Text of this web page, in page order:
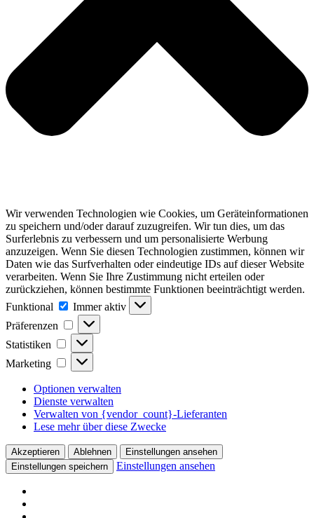
Wir verwenden Technologien wie Cookies, um Geräteinformationen
zu speichern und/oder darauf zuzugreifen. Wir tun dies, um das
Surferlebnis zu verbessern und um personalisierte Werbung
anzuzeigen. Wenn Sie diesen Technologien zustimmen, können wir
Daten wie das Surfverhalten oder eindeutige IDs auf dieser Website
verarbeiten. Wenn Sie Ihre Zustimmung nicht erteilen oder
zurückziehen, können bestimmte Funktionen beeinträchtigt werden.
Funktional
Funktional
Immer aktiv
Präferenzen
Präferenzen
Statistiken Statistiken
Marketing Marketing
Optionen verwalten
Dienste verwalten
Verwalten von {vendor_count}-Lieferanten
Lese mehr über diese Zwecke
Akzeptieren Ablehnen
Einstellungen ansehen
Einstellungen speichern
Einstellungen ansehen